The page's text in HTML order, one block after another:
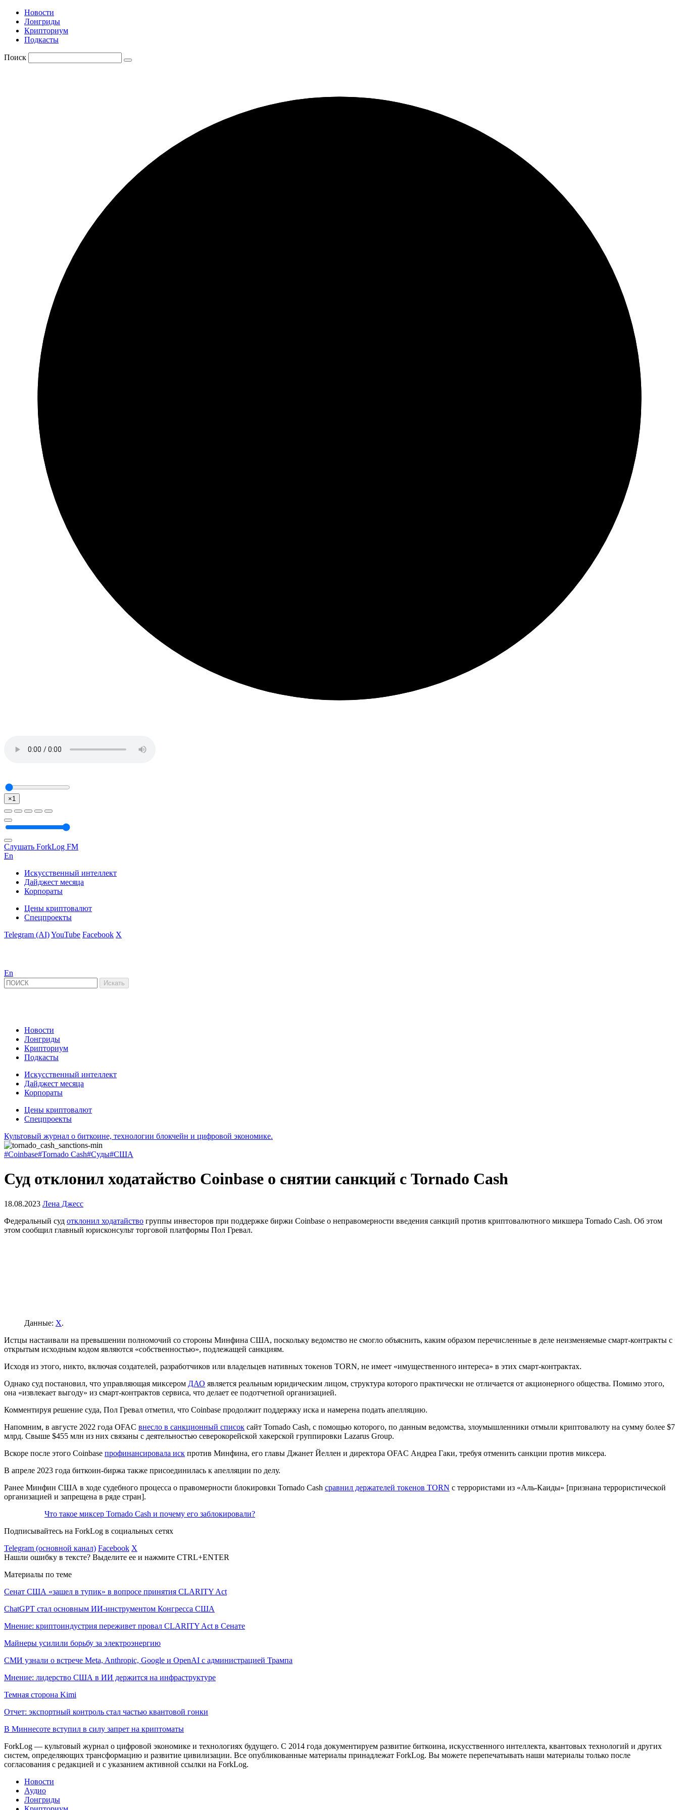
Новости
Лонгриды
Крипториум
Подкасты
Поиск
×1
Слушать ForkLog FM
En
Искусственный интеллект
Дайджест месяца
Корпораты
Цены криптовалют
Спецпроекты
Telegram (AI)YouTube Facebook X
En
Новости
Лонгриды
Крипториум
Подкасты
Искусственный интеллект
Дайджест месяца
Корпораты
Цены криптовалют
Спецпроекты
Культовый журнал о биткоине, технологии блокчейн и цифровой экономике.
#Coinbase#Tornado Cash#Суды#США
Суд отклонил ходатайство Coinbase о снятии санкций с Tornado Cash
18.08.2023 Лена Джесс
Федеральный суд отклонил ходатайство группы инвесторов при поддержке биржи Coinbase о неправомерности введения санкций против криптовалютного микшера Tornado Cash. Об этом
этом сообщил главный юрисконсульт торговой платформы Пол Гревал.
Данные: X.
Истцы настаивали на превышении полномочий со стороны Минфина США, поскольку ведомство не смогло объяснить, каким образом перечисленные в деле неизменяемые смарт-контракты с
открытым исходным кодом являются «собственностью», подлежащей санкциям.
Исходя из этого, никто, включая создателей, разработчиков или владельцев нативных токенов TORN, не имеет «имущественного интереса» в этих смарт-контрактах.
Однако суд постановил, что управляющая миксером ДАО является реальным юридическим лицом, структура которого практически не отличается от акционерного общества. Помимо этого,
она «извлекает выгоду» из смарт-контрактов сервиса, что делает ее подотчетной организацией.
Комментируя решение суда, Пол Гревал отметил, что Coinbase продолжит поддержку иска и намерена подать апелляцию.
Напомним, в августе 2022 года OFAC внесло в санкционный список сайт Tornado Cash, с помощью которого, по данным ведомства, злоумышленники отмыли криптовалюту на сумму более $7
млрд. Свыше $455 млн из них связаны с деятельностью северокорейской хакерской группировки Lazarus Group.
Вскоре после этого Coinbase профинансировала иск против Минфина, его главы Джанет Йеллен и директора OFAC Андреа Гаки, требуя отменить санкции против миксера.
В апреле 2023 года биткоин-биржа также присоединилась к апелляции по делу.
Ранее Минфин США в ходе судебного процесса о правомерности блокировки Tornado Cash сравнил держателей токенов TORN с террористами из «Аль-Каиды» [признана террористической
организацией и запрещена в ряде стран].
Что такое миксер Tornado Cash и почему его заблокировали?
Подписывайтесь на ForkLog в социальных сетях
Telegram (основной канал) Facebook X
Нашли ошибку в тексте? Выделите ее и нажмите CTRL+ENTER
Материалы по теме
Сенат США «зашел в тупик» в вопросе принятия CLARITY Act
ChatGPT стал основным ИИ-инструментом Конгресса США
Мнение: криптоиндустрия переживет провал CLARITY Act в Сенате
Майнеры усилили борьбу за электроэнергию
СМИ узнали о встрече Meta, Anthropic, Google и OpenAI с администрацией Трампа
Мнение: лидерство США в ИИ держится на инфраструктуре
Темная сторона Kimi
Отчет: экспортный контроль стал частью квантовой гонки
В Миннесоте вступил в силу запрет на криптоматы
ForkLog — культовый журнал о цифровой экономике и технологиях будущего. С 2014 года документируем развитие биткоина, искусственного интеллекта, квантовых технологий и других
систем, определяющих трансформацию и развитие цивилизации. Все опубликованные материалы принадлежат ForkLog. Вы можете перепечатывать наши материалы только после
согласования с редакцией и с указанием активной ссылки на ForkLog.
Новости
Аудио
Лонгриды